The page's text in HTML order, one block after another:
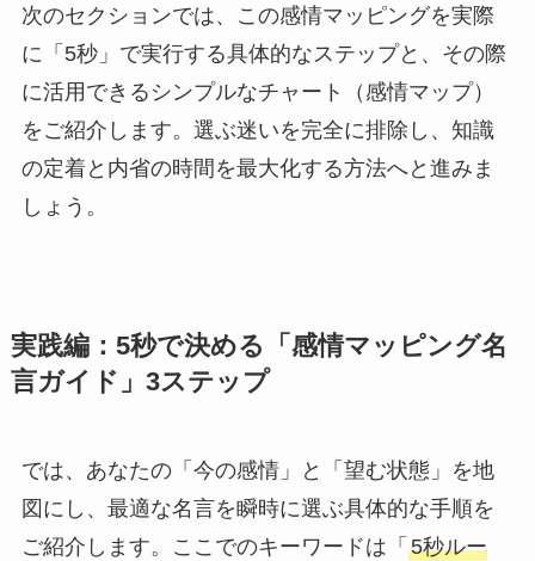
次のセクションでは、この感情マッピングを実際
に「5秒」で実行する具体的なステップと、その際
に活用できるシンプルなチャート（感情マップ）
をご紹介します。選ぶ迷いを完全に排除し、知識
の定着と内省の時間を最大化する方法へと進みま
しょう。
実践編：5秒で決める「感情マッピング名
言ガイド」3ステップ
では、あなたの「今の感情」と「望む状態」を地
図にし、最適な名言を瞬時に選ぶ具体的な手順を
ご紹介します。ここでのキーワードは「 5秒ルー